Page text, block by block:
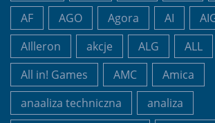
AF
AGO Agora AI
AIlleron
akcje ALG
ALL
All in! Games
AMC
Amica
anaaliza techniczna
analiza